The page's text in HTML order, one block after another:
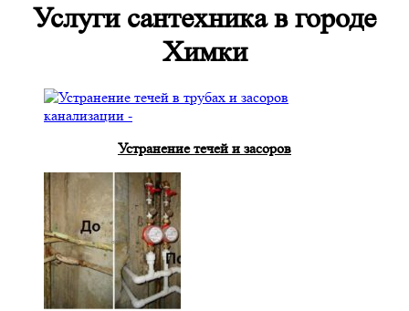
Услуги сантехника в городе
Химки
Устранение течей и засоров